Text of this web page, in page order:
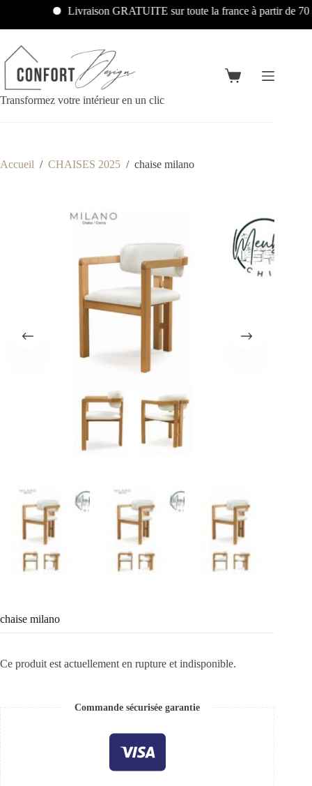
Livraison GRATUITE sur toute la france à partir de 700€
Transformez votre intérieur en un clic
Accueil / CHAISES 2025 / chaise milano
chaise milano
Ce produit est actuellement en rupture et indisponible.
Commande sécurisée garantie